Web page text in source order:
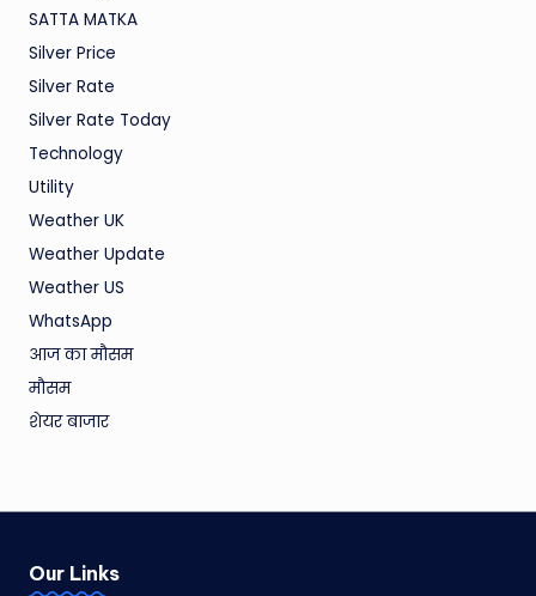
SATTA MATKA
Silver Price
Silver Rate
Silver Rate Today
Technology
Utility
Weather UK
Weather Update
Weather US
WhatsApp
आज का मौसम
मौसम
शेयर बाजार
Our Links